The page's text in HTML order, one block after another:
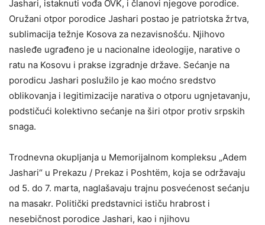
Jashari, istaknuti vođa OVK, i članovi njegove porodice.
Oružani otpor porodice Jashari postao je patriotska žrtva,
sublimacija težnje Kosova za nezavisnošću. Njihovo
nasleđe ugrađeno je u nacionalne ideologije, narative o
ratu na Kosovu i prakse izgradnje države. Sećanje na
porodicu Jashari poslužilo je kao moćno sredstvo
oblikovanja i legitimizacije narativa o otporu ugnjetavanju,
podstičući kolektivno sećanje na širi otpor protiv srpskih
snaga.
Trodnevna okupljanja u Memorijalnom kompleksu „Adem
Jashari“ u Prekazu / Prekaz i Poshtëm, koja se održavaju
od 5. do 7. marta, naglašavaju trajnu posvećenost sećanju
na masakr. Politički predstavnici ističu hrabrost i
nesebičnost porodice Jashari, kao i njihovu